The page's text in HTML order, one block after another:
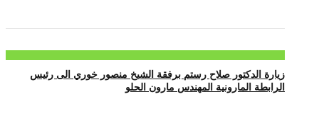
زيارة الدكتور صلاح رستم برفقة الشيخ منصور خوري الى رئيس
الرابطة المارونية المهندس مارون الحلو